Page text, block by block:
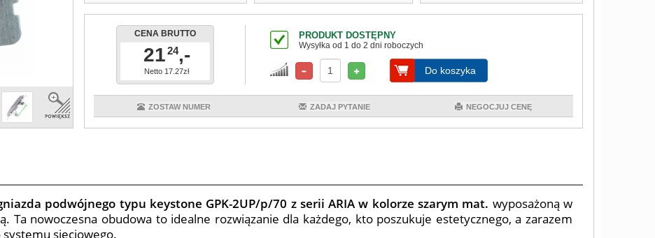
CENA BRUTTO
2124,-
Netto 17.27zł
PRODUKT DOSTĘPNY
Wysyłka od 1 do 2 dni roboczych
Do koszyka
ZOSTAW NUMER ZADAJ PYTANIE NEGOCJUJ CENĘ
podwójnego typu keystone GPK-2UP/p/70 z serii ARIA w kolorze szarym mat. wyposażoną w
Ta nowoczesna obudowa to idealne rozwiązanie dla każdego, kto poszukuje estetycznego, a zarazem
sieciowego.